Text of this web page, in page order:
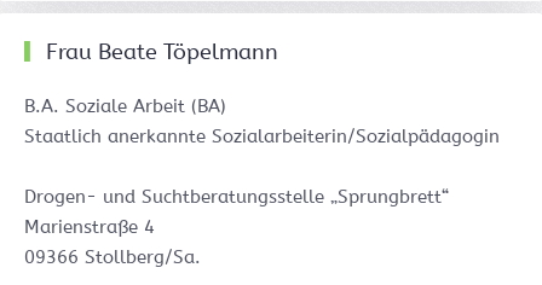
Frau Beate Töpelmann
B.A. Soziale Arbeit (BA)
Staatlich anerkannte Sozialarbeiterin/Sozialpädagogin
Drogen- und Suchtberatungsstelle „Sprungbrett“
Marienstraße 4
09366 Stollberg/Sa.